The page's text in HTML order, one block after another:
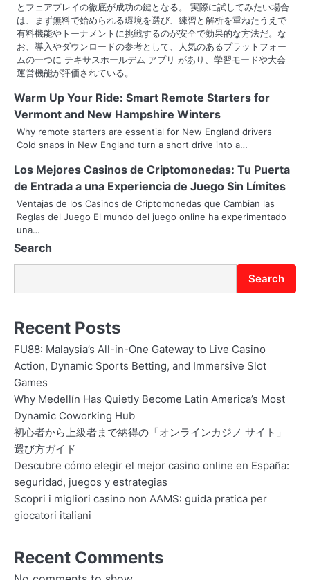
とフェアプレイの徹底が成功の鍵となる。 実際に試してみたい場合
は、まず無料で始められる環境を選び、練習と解析を重ねたうえで
有料機能やトーナメントに挑戦するのが安全で効果的な方法だ。な
お、導入やダウンロードの参考として、人気のあるプラットフォー
ムの一つに テキサスホールデム アプリ があり、学習モードや大会
運営機能が評価されている。
Warm Up Your Ride: Smart Remote Starters for
Vermont and New Hampshire Winters
Why remote starters are essential for New England drivers
Cold snaps in New England turn a short drive into a…
Los Mejores Casinos de Criptomonedas: Tu Puerta
de Entrada a una Experiencia de Juego Sin Límites
Ventajas de los Casinos de Criptomonedas que Cambian las
Reglas del Juego El mundo del juego online ha experimentado
una…
Search
Search
Recent Posts
FU88: Malaysia’s All-in-One Gateway to Live Casino
Action, Dynamic Sports Betting, and Immersive Slot
Games
Why Medellín Has Quietly Become Latin America’s Most
Dynamic Coworking Hub
初心者から上級者まで納得の「オンラインカジノ サイト」
選び方ガイド
Descubre cómo elegir el mejor casino online en España:
seguridad, juegos y estrategias
Scopri i migliori casino non AAMS: guida pratica per
giocatori italiani
Recent Comments